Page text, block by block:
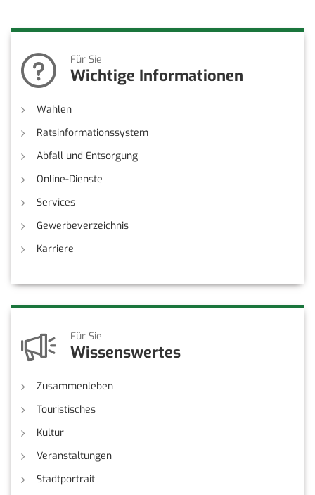
Für Sie
Wichtige Informationen
Wahlen
Ratsinformationssystem
Abfall und Entsorgung
Online-Dienste
Services
Gewerbeverzeichnis
Karriere
Für Sie
Wissenswertes
Zusammenleben
Touristisches
Kultur
Veranstaltungen
Stadtportrait